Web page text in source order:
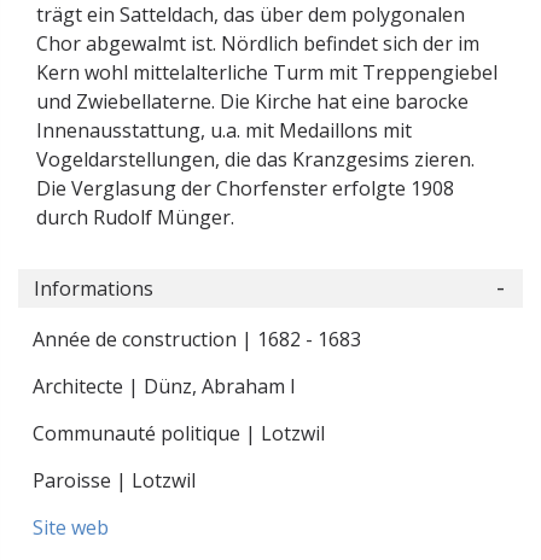
trägt ein Satteldach, das über dem polygonalen
Chor abgewalmt ist. Nördlich befindet sich der im
Kern wohl mittelalterliche Turm mit Treppengiebel
und Zwiebellaterne. Die Kirche hat eine barocke
Innenausstattung, u.a. mit Medaillons mit
Vogeldarstellungen, die das Kranzgesims zieren.
Die Verglasung der Chorfenster erfolgte 1908
durch Rudolf Münger.
Informations
Année de construction | 1682 - 1683
Architecte | Dünz, Abraham I
Communauté politique | Lotzwil
Paroisse | Lotzwil
Site web